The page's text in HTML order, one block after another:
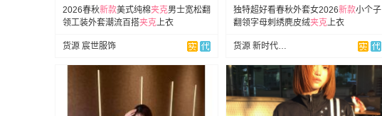
2026春秋新款美式纯棉夹克男士宽松翻
领工装外套潮流百搭夹克上衣
货源 宸世服饰
独特超好看春秋外套女2026新款小个子
翻领字母刺绣麂皮绒夹克上衣
货源 新时代羽绒服